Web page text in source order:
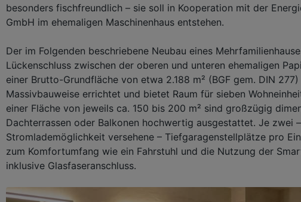
besonders fischfreundlich – sie soll in Kooperation mit der
GmbH im ehemaligen Maschinenhaus entstehen.
Der im Folgenden beschriebene Neubau eines
Lückenschluss zwischen der oberen und unteren ehemaligen
einer Brutto-Grundfläche von etwa 2.188 m² (BGF gem. DIN
Massivbauweise errichtet und bietet Raum für sieben
einer Fläche von jeweils ca. 150 bis 200 m² sind großzügig
Dachterrassen oder Balkonen hochwertig ausgestattet. Je zwei
Stromlademöglichkeit versehene – Tiefgaragenstellplätze pro
zum Komfortumfang wie ein Fahrstuhl und die Nutzung der
inklusive Glasfaseranschluss.